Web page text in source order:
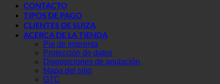
CONTACTO
TIPOS DE PAGO
CLIENTES DE SUIZA
ACERCA DE LA TIENDA
Pie de imprenta
Protección de datos
Disposiciones de anulación
Mapa del sitio
GTC